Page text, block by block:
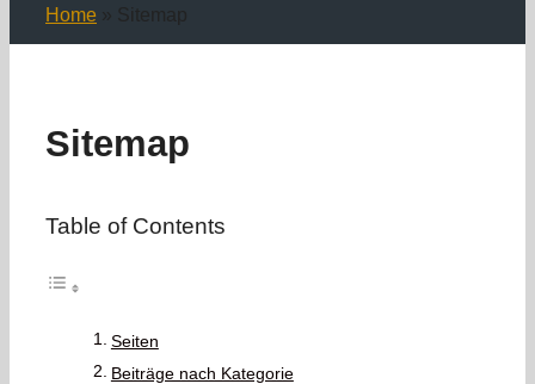
Home » Sitemap
Sitemap
Table of Contents
Seiten
Beiträge nach Kategorie